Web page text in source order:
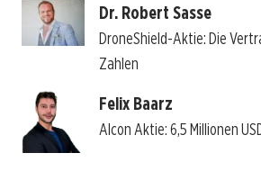
Dr. Robert Sasse
DroneShield-Aktie: Die
Zahlen
Felix Baarz
Alcon Aktie: 6,5 Millionen